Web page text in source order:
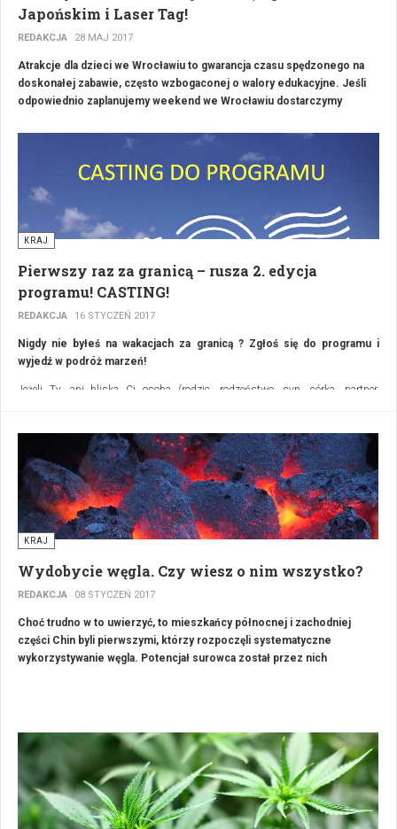
Japońskim i Laser Tag!
REDAKCJA 28 MAJ 2017
Atrakcje dla dzieci we Wrocławiu to gwarancja czasu spędzonego na
doskonałej zabawie, często wzbogaconej o walory edukacyjne. Jeśli
odpowiednio zaplanujemy weekend we Wrocławiu dostarczymy
organizację rodzinnej wycieczki, prezentujemy kilka sprawdzonych
pomysłów na niezapomniane chwile we Wrocławiu.
KRAJ
Pierwszy raz za granicą – rusza 2. edycja
programu! CASTING!
REDAKCJA 16 STYCZEŃ 2017
Nigdy nie byłeś na wakacjach za granicą ? Zgłoś się do programu i
wyjedź w podróż marzeń!
Jeżeli Ty, ani bliska Ci osoba (rodzic, rodzeństwo, syn, córka, partner,
KRAJ
Wydobycie węgla. Czy wiesz o nim wszystko?
REDAKCJA 08 STYCZEŃ 2017
Choć trudno w to uwierzyć, to mieszkańcy północnej i zachodniej
części Chin byli pierwszymi, którzy rozpoczęli systematyczne
wykorzystywanie węgla. Potencjał surowca został przez nich